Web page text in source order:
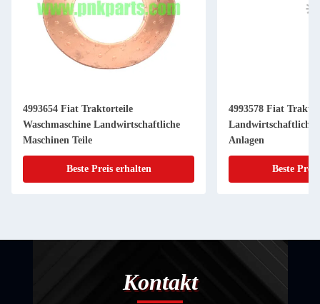
4993654 Fiat Traktorteile
Waschmaschine Landwirtschaftliche
Maschinen Teile
Beste Preis erhalten
4993578 Fiat
Landwirtschaftliche
Anlagen
Beste
Kontakt